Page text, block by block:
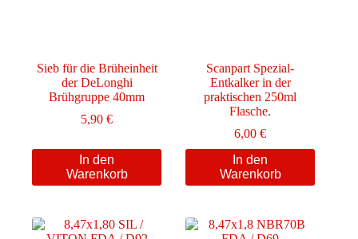
Sieb für die Brüheinheit
der DeLonghi
Brühgruppe 40mm
5,90€
In den
Warenkorb
Scanpart Spezial-
Entkalker in der
praktischen 250ml
Flasche.
6,00€
In den
Warenkorb